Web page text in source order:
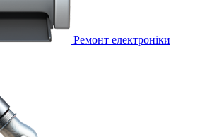
Ремонт електроніки